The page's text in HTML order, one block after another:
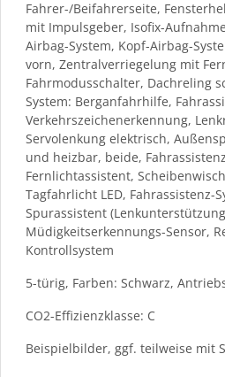
Fahrer-/Beifahrerseite,
mit Impulsgeber, Isofix-
Airbag-System, Kopf-Airbag-
vorn, Zentralverriegelung mit
Fahrmodusschalter, Dachreling
System: Berganfahrhilfe,
Verkehrszeichenerkennung,
Servolenkung elektrisch,
und heizbar, beide,
Fernlichtassistent,
Tagfahrlicht LED, Fahrassistenz-
Spurassistent
Müdigkeitserkennungs-Sensor,
Kontrollsystem
5-türig, Farben: Schwarz,
CO2-Effizienzklasse: C
Beispielbilder, ggf. teilweise mit